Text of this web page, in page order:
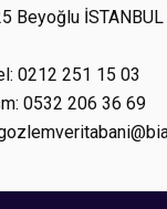
Beyoğlu İSTANBUL
0212 251 15 03
0532 206 36 69